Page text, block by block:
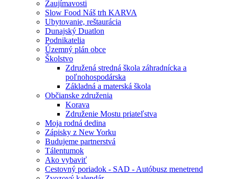
Zaujímavosti
Slow Food Náš trh KARVA
Ubytovanie, reštaurácia
Dunajský Duatlon
Podnikatelia
Územný plán obce
Školstvo
Združená stredná škola záhradnícka a
poľnohospodárska
Základná a materská škola
Občianske združenia
Korava
Združenie Mostu priateľstva
Moja rodná dedina
Zápisky z New Yorku
Budujeme partnerstvá
Tálentumok
Ako vybaviť
Cestovný poriadok - SAD - Autóbusz menetrend